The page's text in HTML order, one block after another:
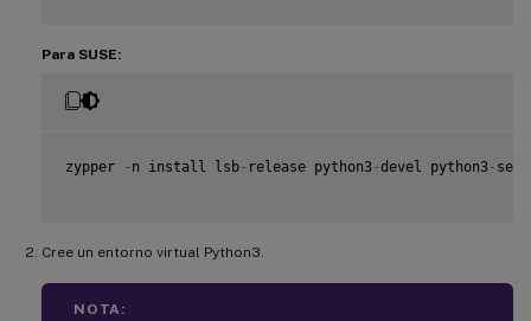
Para SUSE:
zypper - n install lsb- release python3-devel python3-
Cree un entorno virtual Python3.
NOTA: